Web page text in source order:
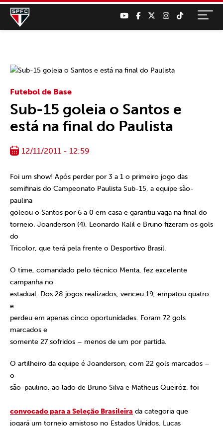
Futebol de Base
Sub-15 goleia o Santos e
está na final do Paulista
12/11/2011 - 12:59
Foi um show! Após perder por 3 a 1 o primeiro jogo das
semifinais do Campeonato Paulista Sub-15, a equipe são-
paulina
goleou o Santos por 6 a 0 em casa e garantiu vaga na final do
torneio. Joanderson (4), Leonardo Kalil e Bruno fizeram os gols
do
Tricolor, que terá pela frente o Desportivo Brasil.
O time, comandado pelo técnico Menta, fez excelente
campanha no
estadual. Dos 28 jogos realizados, venceu 19, empatou quatro
e
perdeu em apenas cinco oportunidades. Foram 72 gols
marcados e
somente 27 sofridos – menos de um por partida.
O artilheiro da equipe é Joanderson, com 22 gols marcados –
o
são-paulino, ao lado de Bruno Silva e Matheus Queiróz, foi
convocado para a Seleção Brasileira da categoria que
jogará um torneio amistoso no Estados Unidos. Lucas